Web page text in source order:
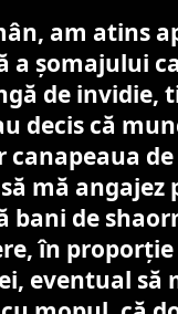
am atins
a șomajului
de invidie,
decis că
mă angajez
bani de
în
eventual să